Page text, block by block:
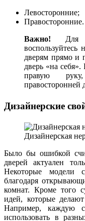
Левосторонние;
Правосторонние.
Важно! Для
дверям прямо и
дверь «на себя».
правую
правосторонней
Дизайнерские
Дизайнерская
Было бы ошибкой
дверей актуален
Некоторые модели
благодаря
комнат. Кроме того
идей, которые
Например, каждую
использовать в